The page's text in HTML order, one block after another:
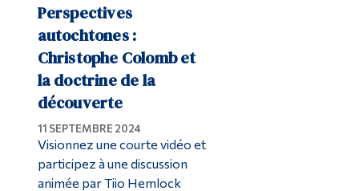
Perspectives
autochtones :
Christophe Colomb et
la doctrine de la
découverte
11 SEPTEMBRE 2024
Visionnez une courte vidéo et
participez à une discussion
animée par Tiio Hemlock